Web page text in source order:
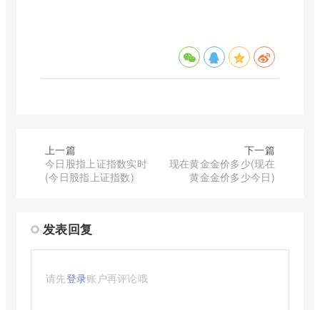
上一篇
今日股指上证指数实时
(今日股指上证指数)
下一篇
现在黄金金价多少(现在
黄金金价多少今日)
发表回复
请先登录账户再评论哦